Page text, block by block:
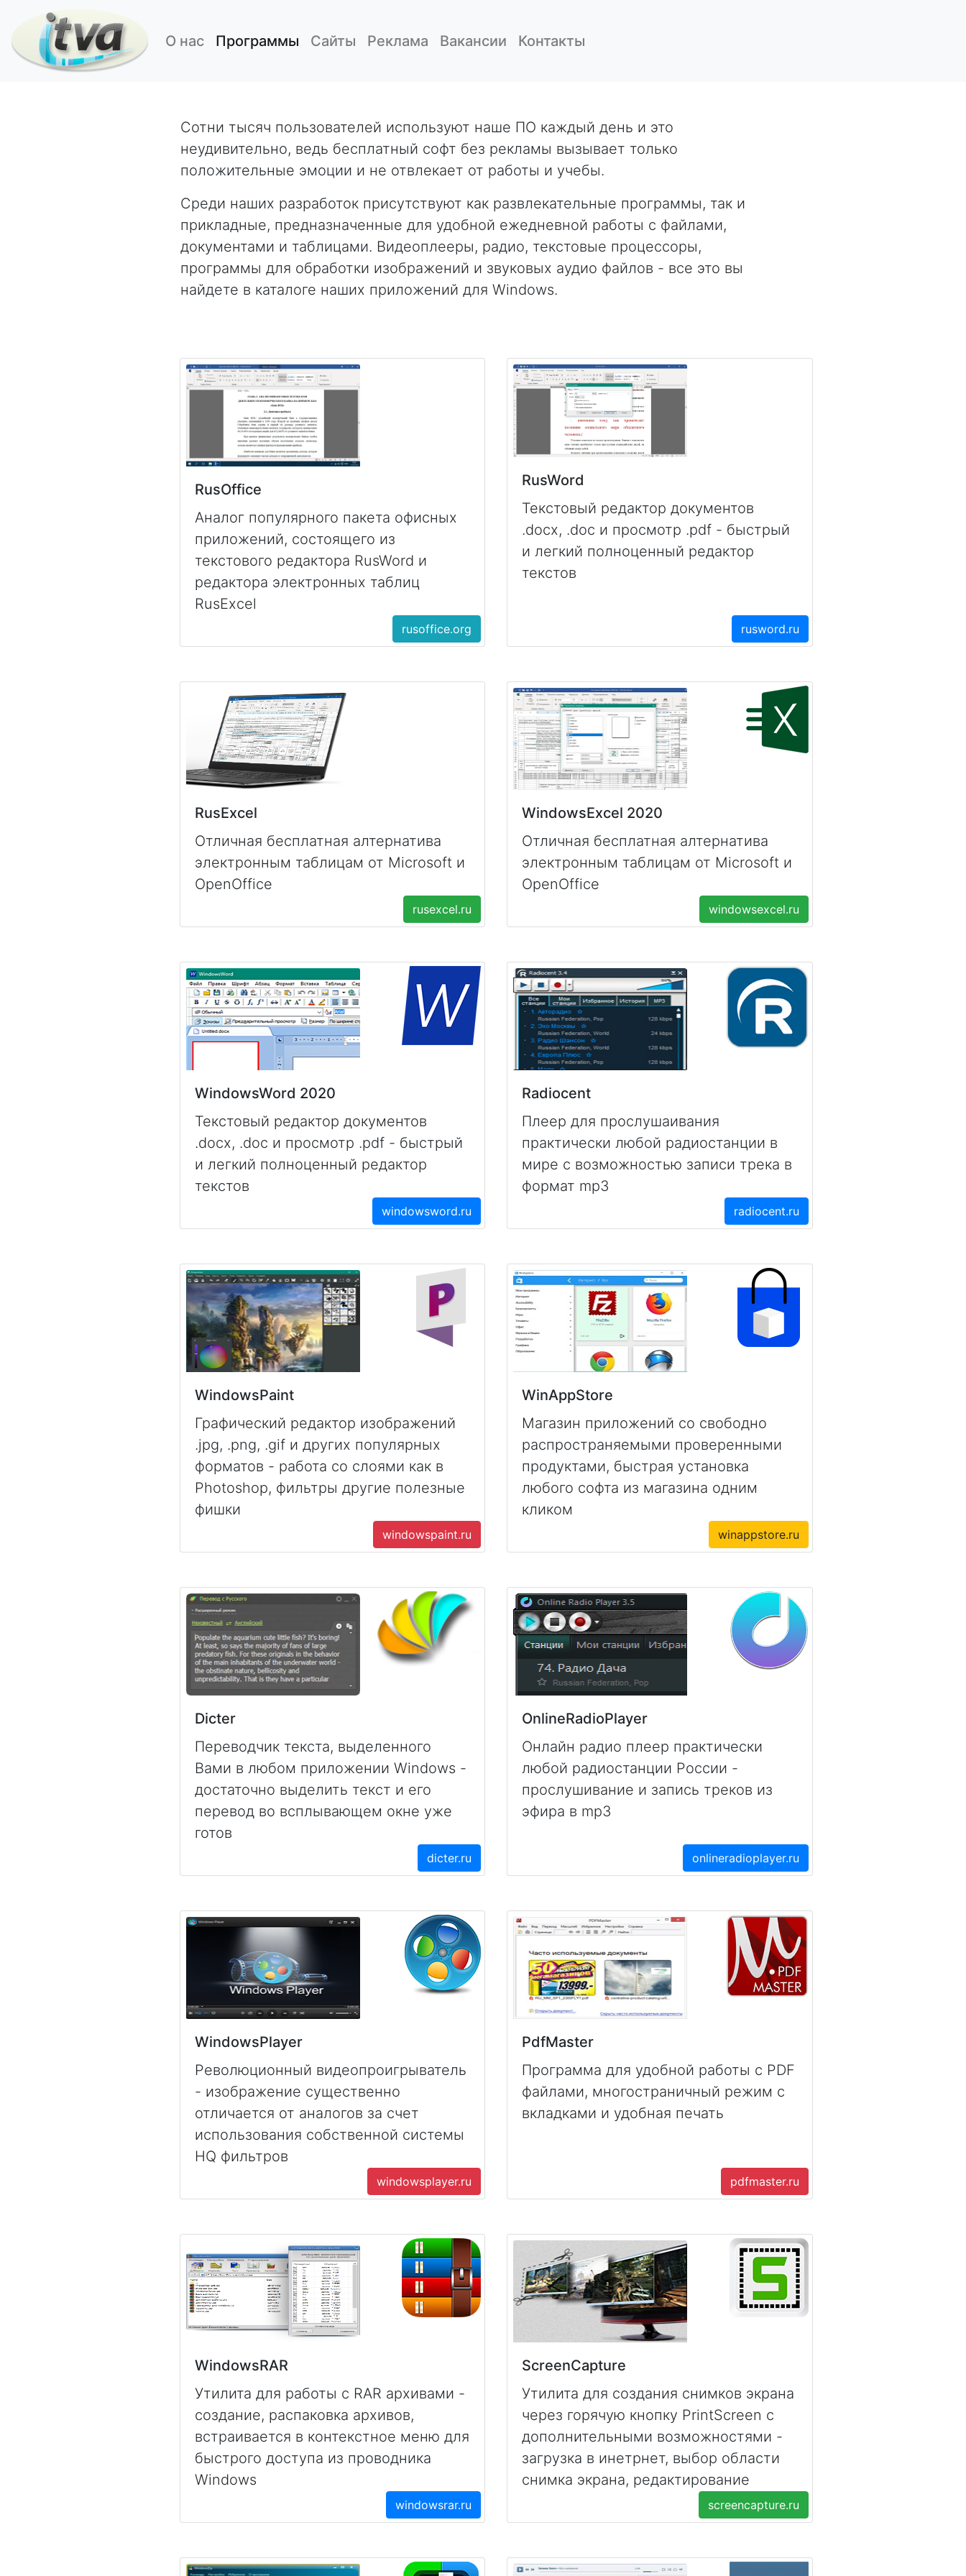
О нас Программы Сайты Реклама Вакансии Контакты
Сотни тысяч пользователей используют наше ПО каждый день и это
неудивительно, ведь бесплатный софт без рекламы вызывает только
положительные эмоции и не отвлекает от работы и учебы.
Среди наших разработок присутствуют как развлекательные программы, так и
прикладные, предназначенные для удобной ежедневной работы с файлами,
документами и таблицами. Видеоплееры, радио, текстовые процессоры,
программы для обработки изображений и звуковых аудио файлов - все это вы
найдете в каталоге наших приложений для Windows.
RusOffice
Аналог популярного пакета офисных
приложений, состоящего из
текстового редактора RusWord и
редактора электронных таблиц
RusExcel
rusoffice.org
RusWord
Текстовый редактор документов
.docx, .doc и просмотр .pdf - быстрый
и легкий полноценный редактор
текстов
rusword.ru
RusExcel
Отличная бесплатная алтернатива
электронным таблицам от Microsoft и
OpenOffice
rusexcel.ru
WindowsExcel 2020
Отличная бесплатная алтернатива
электронным таблицам от Microsoft и
OpenOffice
windowsexcel.ru
WindowsWord 2020
Текстовый редактор документов
.docx, .doc и просмотр .pdf - быстрый
и легкий полноценный редактор
текстов
windowsword.ru
Radiocent
Плеер для прослушаивания
практически любой радиостанции в
мире с возможностью записи трека в
формат mp3
radiocent.ru
WindowsPaint
Графический редактор изображений
.jpg, .png, .gif и других популярных
форматов - работа со слоями как в
Photoshop, фильтры другие полезные
фишки
windowspaint.ru
WinAppStore
Магазин приложений со свободно
распространяемыми проверенными
продуктами, быстрая установка
любого софта из магазина одним
кликом
winappstore.ru
Dicter
Переводчик текста, выделенного
Вами в любом приложении Windows -
достаточно выделить текст и его
перевод во всплывающем окне уже
готов
dicter.ru
OnlineRadioPlayer
Онлайн радио плеер практически
любой радиостанции России -
прослушивание и запись треков из
эфира в mp3
onlineradioplayer.ru
WindowsPlayer
Революционный видеопроигрыватель
- изображение существенно
отличается от аналогов за счет
использования собственной системы
HQ фильтров
windowsplayer.ru
PdfMaster
Программа для удобной работы с PDF
файлами, многостраничный режим с
вкладками и удобная печать
pdfmaster.ru
WindowsRAR
Утилита для работы с RAR архивами -
создание, распаковка архивов,
встраивается в контекстное меню для
быстрого доступа из проводника
Windows
windowsrar.ru
ScreenCapture
Утилита для создания снимков экрана
через горячую кнопку PrintScreen с
дополнительными возможностями -
загрузка в инетрнет, выбор области
снимка экрана, редактирование
screencapture.ru